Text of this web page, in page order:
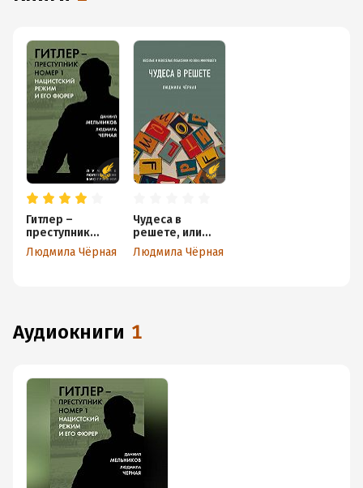
Гитлер –
преступник
номер 1.
Нацистский
Людмила Чёрная
Чудеса в
решете, или
Веселые и
невеселые
Людмила Чёрная
аудиокниги 1